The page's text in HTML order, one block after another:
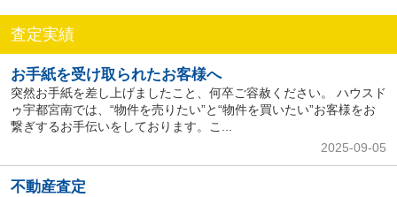
査定実績
お手紙を受け取られたお客様へ
突然お手紙を差し上げましたこと、何卒ご容赦ください。 ハウスド
ゥ宇都宮南では、“物件を売りたい”と“物件を買いたい”お客様をお
繋ぎするお手伝いをしております。こ...
2025-09-05
不動産査定